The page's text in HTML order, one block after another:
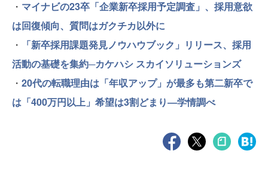
・ マイナビの23卒「企業新卒採用予定調査」、採用意欲
は回復傾向、質問はガクチカ以外に
・
「新卒採用課題発見ノウハウブック」リリース、採用
活動の基礎を集約─カケハシ スカイソリューションズ
・ 20代の転職理由は「年収アップ」が最多も第二新卒で
は「400万円以上」希望は3割どまり―学情調べ